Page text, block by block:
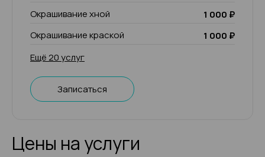
Окрашивание хной
1 000 ₽
Окрашивание краской
1 000 ₽
Ещё 20 услуг
Записаться
Цены на услуги